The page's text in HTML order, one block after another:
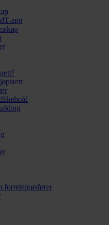
app
forretningsfører